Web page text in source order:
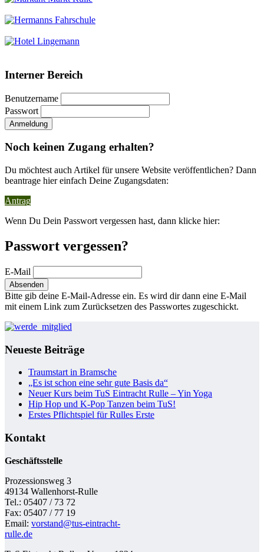
Interner Bereich
Benutzername
Passwort
Noch keinen Zugang erhalten?
Du möchtest auch Artikel für unsere Website veröffentlichen? Dann
beantrage hier einfach Deine Zugangsdaten:
Antrag
Wenn Du Dein Passwort vergessen hast, dann klicke hier:
Passwort vergessen?
E-Mail
Bitte gib deine E-Mail-Adresse ein. Es wird dir dann eine E-Mail
mit einem Link zum Zurücksetzen des Passwortes zugeschickt.
Neueste Beiträge
Traumstart in Bramsche
„Es ist schon eine sehr gute Basis da“
Neuer Kurs beim TuS Eintracht Rulle – Yin Yoga
Hip Hop und K-Pop Tanzen beim TuS!
Erstes Pflichtspiel für Rulles Erste
Kontakt
Geschäftsstelle
Prozessionsweg 3
49134 Wallenhorst-Rulle
Tel.: 05407 / 73 72
Fax: 05407 / 77 19
Email: vorstand@tus-eintracht-
rulle.de